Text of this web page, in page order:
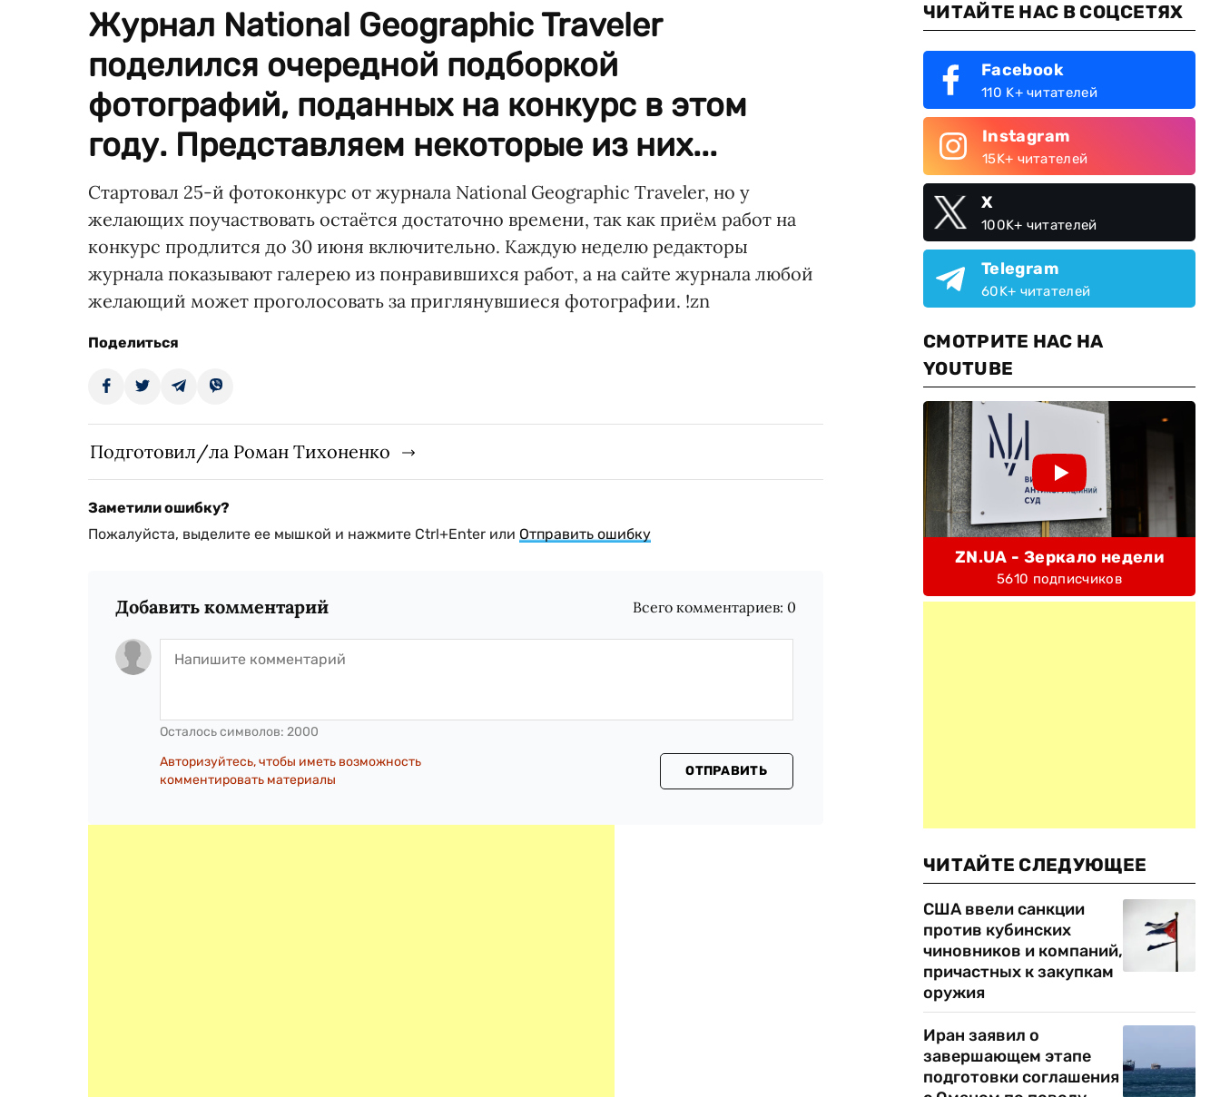
Журнал National Geographic Traveler
поделился очередной подборкой
фотографий, поданных на конкурс в этом
году. Представляем некоторые из них...
Стартовал 25-й фотоконкурс от журнала National Geographic Traveler, но у
желающих поучаствовать остаётся достаточно времени, так как приём работ на
конкурс продлится до 30 июня включительно. Каждую неделю редакторы
журнала показывают галерею из понравившихся работ, а на сайте журнала любой
желающий может проголосовать за приглянувшиеся фотографии. !zn
Поделиться
Подготовил/ла Роман Тихоненко
Заметили ошибку?
Пожалуйста, выделите ее мышкой и нажмите Ctrl+Enter или Отправить ошибку
Добавить комментарий Всего комментариев: 0
Осталось символов: 2000
Авторизуйтесь, чтобы иметь возможность
комментировать материалы
ОТПРАВИТЬ
ЧИТАЙТЕ НАС В СОЦСЕТЯХ
Facebook
110 K+ читателей
Instagram
15K+ читателей
X
100K+ читателей
Telegram
60K+ читателей
СМОТРИТЕ НАС НА
YOUTUBE
ZN.UA - Зеркало недели
5610 подписчиков
ЧИТАЙТЕ СЛЕДУЮЩЕЕ
США ввели санкции
против кубинских
чиновников и компаний,
причастных к закупкам
оружия
Иран заявил о
завершающем этапе
подготовки соглашения